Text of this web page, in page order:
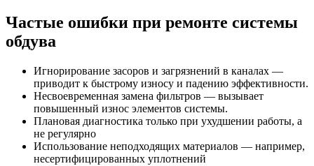
Частые ошибки при ремонте системы
обдува
Игнорирование засоров и загрязнений в каналах —
приводит к быстрому износу и падению эффективности.
Несвоевременная замена фильтров — вызывает
повышенный износ элементов системы.
Плановая диагностика только при ухудшении работы, а
не регулярно
Использование неподходящих материалов — например,
несертифицированных уплотнений